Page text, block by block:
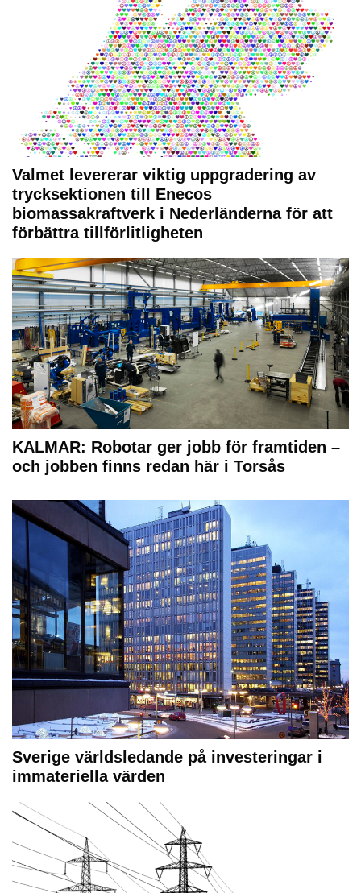
Valmet levererar viktig uppgradering av
trycksektionen till Enecos
biomassakraftverk i Nederländerna för att
förbättra tillförlitligheten
KALMAR: Robotar ger jobb för framtiden –
och jobben finns redan här i Torsås
Sverige världsledande på investeringar i
immateriella värden